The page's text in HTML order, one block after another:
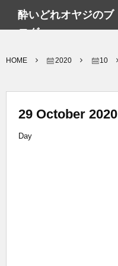
酔いどれオヤジのブ
ログwp
HOME 2020 10
29 October 2020
Day